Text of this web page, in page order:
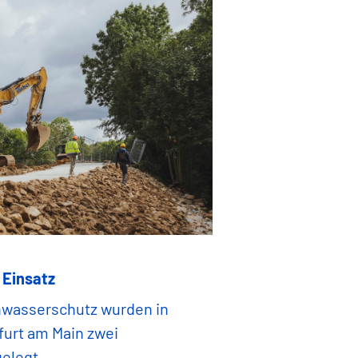
wurden in
am Main zwei